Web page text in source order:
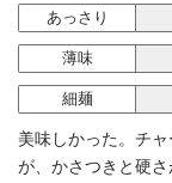
あっさり
薄味
細麺
美味しかった。チ
が、かさつきと硬さ